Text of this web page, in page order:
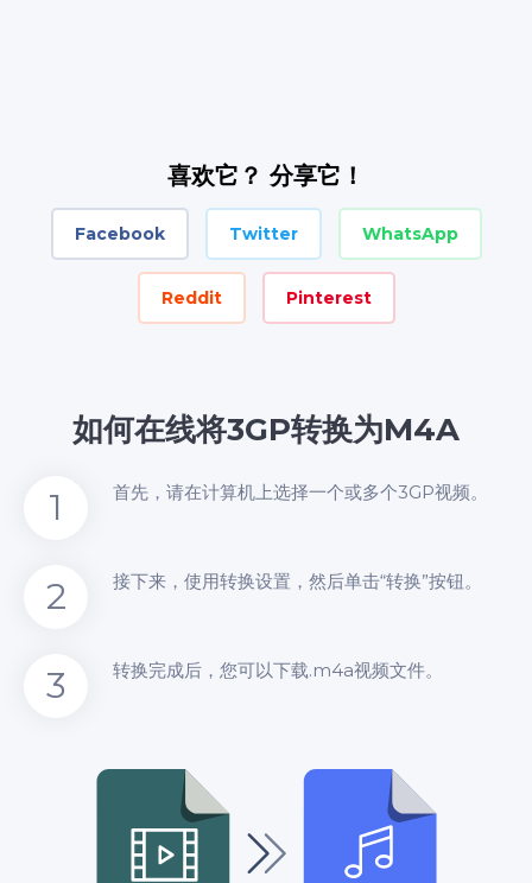
喜欢它？ 分享它！
Facebook Twitter WhatsApp
Reddit Pinterest
如何在线将3GP转换为M4A
1 首先，请在计算机上选择一个或多个3GP视频。
2 接下来，使用转换设置，然后单击“转换”按钮。
3 转换完成后，您可以下载.m4a视频文件。